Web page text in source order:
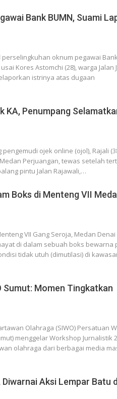
Bank BUMN, Suami
oknum pegawai
Kores Astomchi (28), warga Jalan
istrinya atas dugaan
KA, Penumpang
ojek online (ojol), Rajali
Perjuangan, tewas setelah
pintu Jalan Rajawali,…
Boks di Menteng VII
VII Gang Seroja, Medan Denai
di dalam sebuah boks bewarna
tidak utuh (dimutilasi) di
Momen Tingkatkan
Olahraga (SIWO) Persatuan
menggelar Workshop Jurnalistik
olahraga dari berbagai media
Diwarnai Aksi Lempar Batu